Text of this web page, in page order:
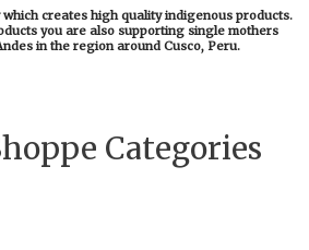
creates high quality indigenous products.
you are also supporting single mothers
in the region around Cusco, Peru.
Categories​